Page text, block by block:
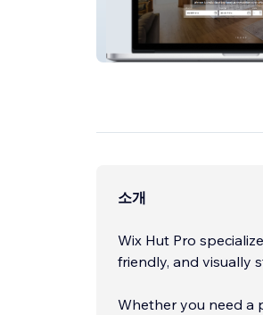
Wheatbelt Luxury
소개
Wix Hut Pro
friendly, and visually
Whether you need a